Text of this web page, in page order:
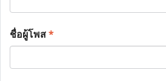
ชื่อผู้โพส*